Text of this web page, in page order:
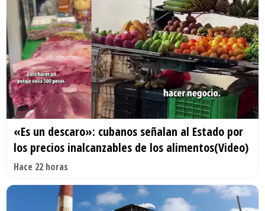
«Es un descaro»: cubanos señalan al Estado por
los precios inalcanzables de los alimentos(Video)
Hace 22 horas